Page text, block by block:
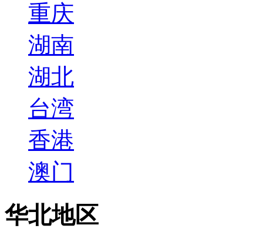
重庆
湖南
湖北
台湾
香港
澳门
华北地区